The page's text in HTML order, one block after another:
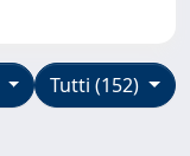
Tutti (152)